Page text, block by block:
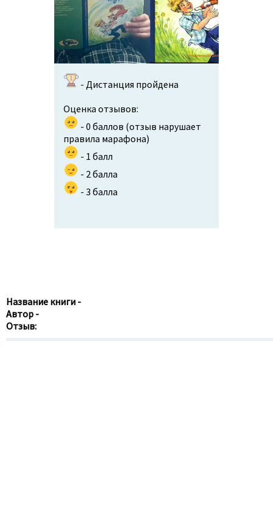
- Дистанция пройдена
Оценка отзывов:
- 0 баллов (отзыв нарушает
правила марафона)
- 1 балл
- 2 балла
- 3 балла
Название книги -
Автор -
Отзыв: